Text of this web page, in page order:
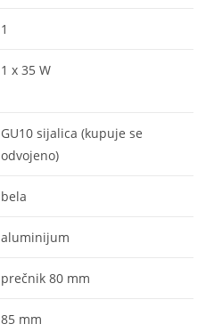
1
1 x 35 W
GU10 sijalica (kupuje se
odvojeno)
bela
aluminijum
prečnik 80 mm
85 mm